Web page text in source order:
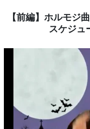
【前編】ホルモジ
スケジュ